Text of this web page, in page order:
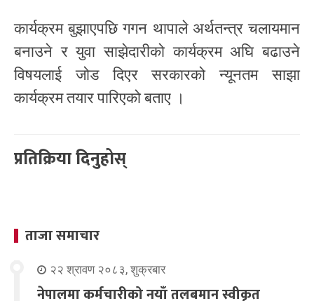
कार्यक्रम बुझाएपछि गगन थापाले अर्थतन्त्र चलायमान
बनाउने र युवा साझेदारीको कार्यक्रम अघि बढाउने
विषयलाई जोड दिएर सरकारको न्यूनतम साझा
कार्यक्रम तयार पारिएको बताए ।
प्रतिक्रिया दिनुहोस्
ताजा समाचार
२२ श्रावण २०८३, शुक्रबार
नेपालमा कर्मचारीको नयाँ तलबमान स्वीकृत